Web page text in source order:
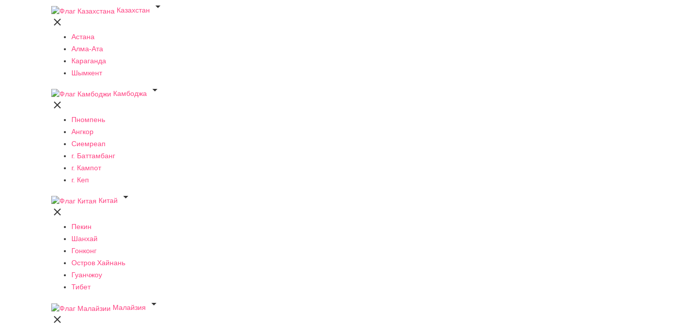
Казахстан


Астана
Алма-Ата
Караганда
Шымкент
Камбоджа


Пномпень
Ангкор
Сиемреап
г. Баттамбанг
г. Кампот
г. Кеп
Китай


Пекин
Шанхай
Гонконг
Остров Хайнань
Гуанчжоу
Тибет
Малайзия

